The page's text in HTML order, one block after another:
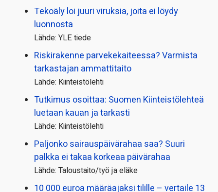
Tekoäly loi juuri viruksia, joita ei löydy
luonnosta
Lähde: YLE tiede
Riskirakenne parvekekaiteessa? Varmista
tarkastajan ammattitaito
Lähde: Kiinteistölehti
Tutkimus osoittaa: Suomen Kiinteistölehteä
luetaan kauan ja tarkasti
Lähde: Kiinteistölehti
Paljonko sairauspäivä­rahaa saa? Suuri
palkka ei takaa korkeaa päivärahaa
Lähde: Taloustaito/työ ja eläke
10 000 euroa määräajaksi tilille – vertaile 13